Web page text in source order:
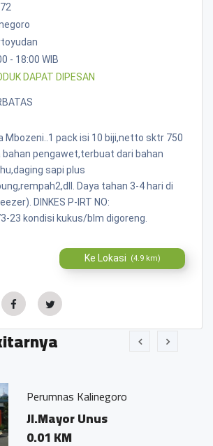
- 18:00 WIB
DAPAT DIPESAN
Mbozeni..1 pack isi 10 biji,netto sktr 750
pengawet,terbuat dari bahan
sapi plus
Daya tahan 3-4 hari di
DINKES P-IRT NO:
23 kondisi kukus/blm digoreng.
Ke Lokasi (4.9 km)
Perumnas Kalinegoro
Jl.Mayor Unus
0.01 KM